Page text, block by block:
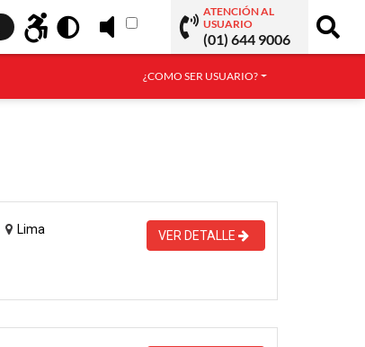
ATENCIÓN AL
USUARIO
(01) 644 9006
¿COMO SER USUARIO?
Lima VER DETALLE